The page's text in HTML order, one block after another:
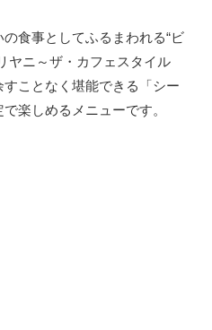
食事としてふるまわれる“ビ
ヤニ～ザ・カフェスタイル
ことなく堪能できる「シー
楽しめるメニューです。